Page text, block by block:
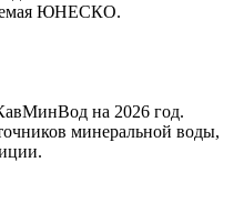
ЮНЕСКО.
на 2026 год.
минеральной воды,